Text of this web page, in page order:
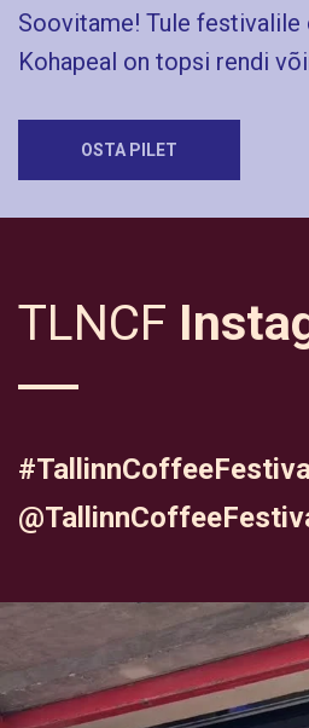
Soovitame! Tule festivalile
Kohapeal on topsi rendi
OSTA PILET
TLNCF